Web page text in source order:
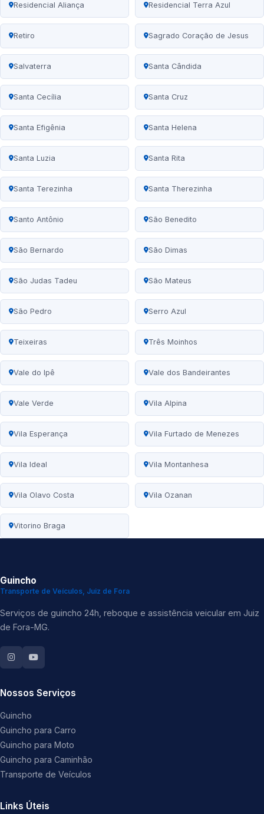
Residencial Aliança Residencial Terra Azul
Retiro Sagrado Coração de Jesus
Salvaterra Santa Cândida
Santa Cecília Santa Cruz
Santa Efigênia Santa Helena
Santa Luzia Santa Rita
Santa Terezinha Santa Therezinha
Santo Antônio São Benedito
São Bernardo São Dimas
São Judas Tadeu São Mateus
São Pedro Serro Azul
Teixeiras Três Moinhos
Vale do Ipê Vale dos Bandeirantes
Vale Verde Vila Alpina
Vila Esperança Vila Furtado de Menezes
Vila Ideal Vila Montanhesa
Vila Olavo Costa Vila Ozanan
Vitorino Braga
Guincho
Transporte de Veículos, Juiz de Fora
Serviços de guincho 24h, reboque e assistência veicular em Juiz
de Fora-MG.
Nossos Serviços
Guincho
Guincho para Carro
Guincho para Moto
Guincho para Caminhão
Transporte de Veículos
Links Úteis